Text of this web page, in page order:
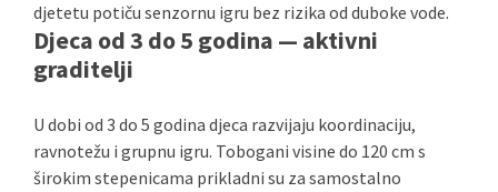
djetetu potiču senzornu igru bez rizika od duboke vode.
Djeca od 3 do 5 godina — aktivni
graditelji
U dobi od 3 do 5 godina djeca razvijaju koordinaciju,
ravnotežu i grupnu igru. Tobogani visine do 120 cm s
širokim stepenicama prikladni su za samostalno